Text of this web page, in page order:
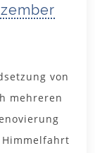
von
mehreren